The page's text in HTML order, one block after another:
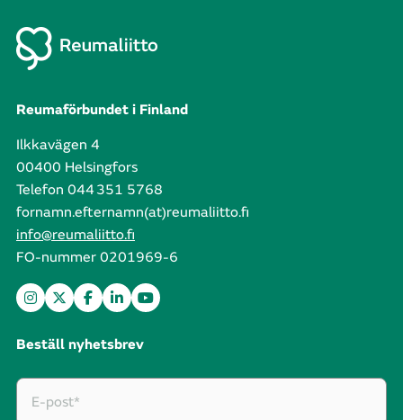
Reumaförbundet i Finland
Ilkkavägen 4
00400 Helsingfors
Telefon 044 351 5768
fornamn.efternamn(at)reumaliitto.fi
info@reumaliitto.fi
FO-nummer 0201969-6
Beställ nyhetsbrev